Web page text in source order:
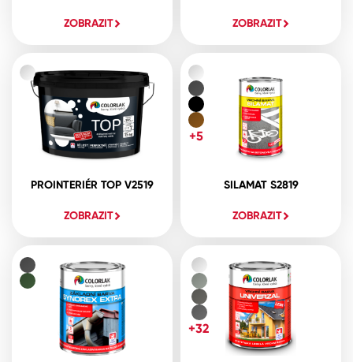
ZOBRAZIT ZOBRAZIT
PROINTERIÉR TOP V2519
ZOBRAZIT
SILAMAT S2819
ZOBRAZIT
+5
+32